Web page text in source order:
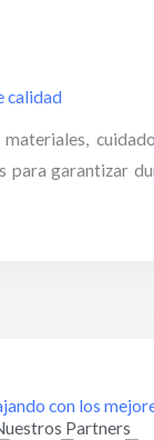
calidad
para garantizar
con los
Partners